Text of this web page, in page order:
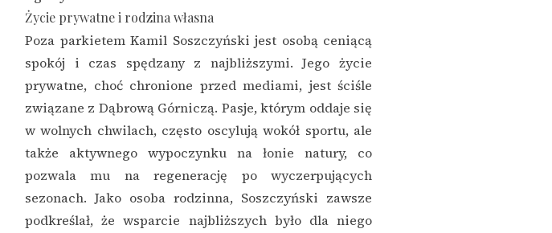
Życie prywatne i rodzina własna
Poza parkietem Kamil Soszczyński jest osobą ceniącą
spokój i czas spędzany z najbliższymi. Jego życie
prywatne, choć chronione przed mediami, jest ściśle
związane z Dąbrową Górniczą. Pasje, którym oddaje się
w wolnych chwilach, często oscylują wokół sportu, ale
także aktywnego wypoczynku na łonie natury, co
pozwala mu na regenerację po wyczerpujących
sezonach. Jako osoba rodzinna, Soszczyński zawsze
podkreślał, że wsparcie najbliższych było dla niego